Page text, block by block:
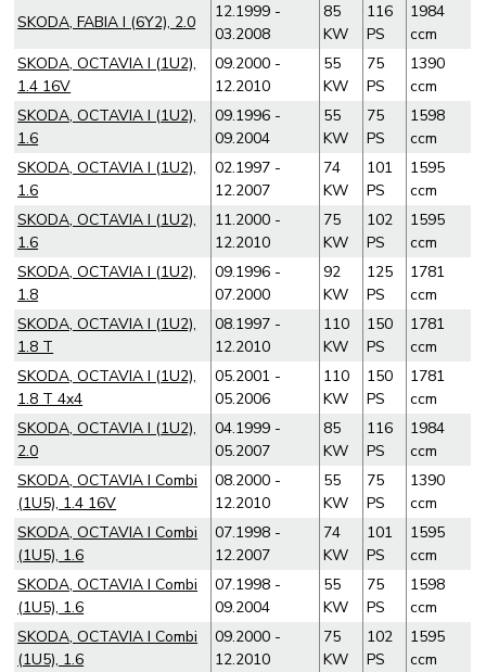
SKODA, FABIA I (6Y2), 2.0
12.1999 -
03.2008
85
KW
116
PS
1984
ccm
SKODA, OCTAVIA I (1U2),
1.4 16V
09.2000 -
12.2010
55
KW
75
PS
1390
ccm
SKODA, OCTAVIA I (1U2),
1.6
09.1996 -
09.2004
55
KW
75
PS
1598
ccm
SKODA, OCTAVIA I (1U2),
1.6
02.1997 -
12.2007
74
KW
101
PS
1595
ccm
SKODA, OCTAVIA I (1U2),
1.6
11.2000 -
12.2010
75
KW
102
PS
1595
ccm
SKODA, OCTAVIA I (1U2),
1.8
09.1996 -
07.2000
92
KW
125
PS
1781
ccm
SKODA, OCTAVIA I (1U2),
1.8 T
08.1997 -
12.2010
110
KW
150
PS
1781
ccm
SKODA, OCTAVIA I (1U2),
1.8 T 4x4
05.2001 -
05.2006
110
KW
150
PS
1781
ccm
SKODA, OCTAVIA I (1U2),
2.0
04.1999 -
05.2007
85
KW
116
PS
1984
ccm
SKODA, OCTAVIA I Combi
(1U5), 1.4 16V
08.2000 -
12.2010
55
KW
75
PS
1390
ccm
SKODA, OCTAVIA I Combi
(1U5), 1.6
07.1998 -
12.2007
74
KW
101
PS
1595
ccm
SKODA, OCTAVIA I Combi
(1U5), 1.6
07.1998 -
09.2004
55
KW
75
PS
1598
ccm
SKODA, OCTAVIA I Combi
(1U5), 1.6
09.2000 -
12.2010
75
KW
102
PS
1595
ccm